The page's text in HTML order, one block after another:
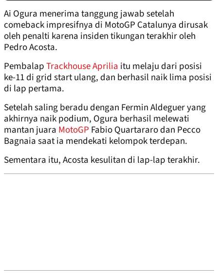
Ai Ogura menerima tanggung jawab setelah
comeback impresifnya di MotoGP Catalunya dirusak
oleh penalti karena insiden tikungan terakhir oleh
Pedro Acosta.
PembalapTrackhouse Aprilia itu melaju dari posisi
ke-11 di grid start ulang, dan berhasil naik lima posisi
di lap pertama.
Setelah saling beradu dengan Fermin Aldeguer yang
akhirnya naik podium, Ogura berhasil melewati
mantan juara MotoGP Fabio Quartararo dan Pecco
Bagnaia saat ia mendekati kelompok terdepan.
Sementara itu, Acosta kesulitan di lap-lap terakhir.